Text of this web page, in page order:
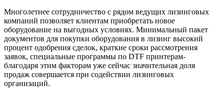
Многолетнее сотрудничество с рядом ведущих лизинговых
компаний позволяет клиентам приобретать новое
оборудование на выгодных условиях. Минимальный пакет
документов для покупки оборудования в лизинг высокий
процент одобрения сделок, краткие сроки рассмотрения
заявок, специальные программы по DTF принтерам-
благодаря этим факторам уже сейчас значительная доля
продаж совершается при содействии лизинговых
организаций.